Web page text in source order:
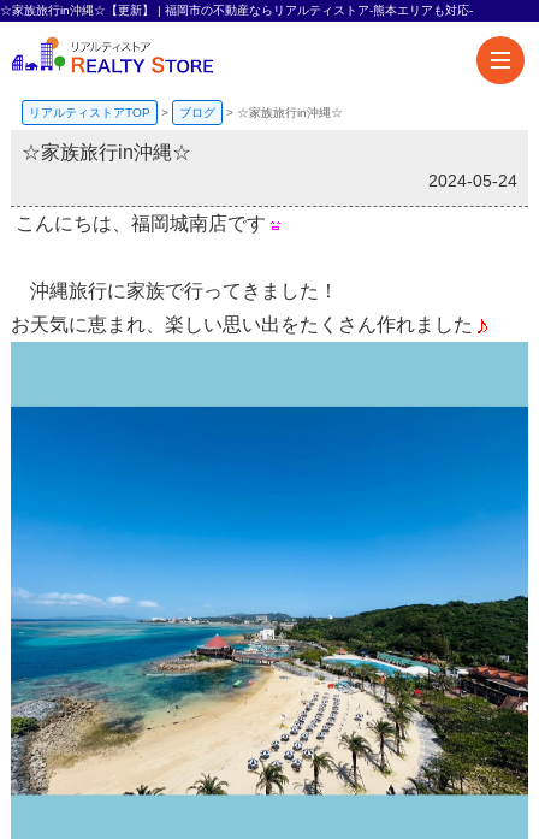
☆家族旅行in沖縄☆【更新】 | 福岡市の不動産ならリアルティストア-熊本エリアも対応-
リアルティストアTOP > ブログ > ☆家族旅行in沖縄☆
☆家族旅行in沖縄☆
2024-05-24
こんにちは、福岡城南店です
沖縄旅行に家族で行ってきました！
お天気に恵まれ、楽しい思い出をたくさん作れました